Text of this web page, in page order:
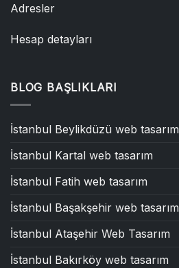
Adresler
Hesap detayları
BLOG BAŞLIKLARI
İstanbul Beylikdüzü web tasarım
İstanbul Kartal web tasarım
İstanbul Fatih web tasarım
İstanbul Başakşehir web tasarım
İstanbul Ataşehir Web Tasarım
İstanbul Bakırköy web tasarım